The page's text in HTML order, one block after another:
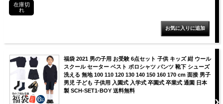
在庫切
れ
福袋 2021 男の子用 お受験 6点セット 子供 キッズ 紺 ウール
スクール セーター ベスト ポロシャツ パンツ 靴下 シューズ
洗える 無地 100 110 120 130 140 150 160 170 cm 面接 男子
男児 子ども 子供用 入園式 入学式 卒園式 卒業式 通園 日本
製 SCH-SET1-BOY 送料無料